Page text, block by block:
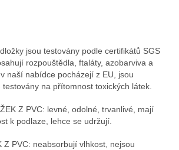
jsou testovány podle certifikátů SGS
rozpouštědla, ftaláty, azobarviva a
naší nabídce pocházejí z EU, jsou
na přítomnost toxických látek.
Z PVC: levné, odolné, trvanlivé, mají
k podlaze, lehce se udržují.
Z PVC: neabsorbují vlhkost, nejsou